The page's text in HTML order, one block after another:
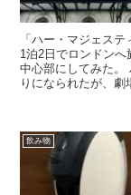
「ハー・マジェス
1泊2日でロンドン
中心部にしてみた。
りになられたが、劇
飲み物